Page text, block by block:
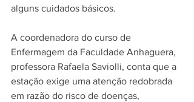
alguns cuidados básicos.
A coordenadora do curso de
Enfermagem da Faculdade Anhaguera,
professora Rafaela Saviolli, conta que a
estação exige uma atenção redobrada
em razão do risco de doenças,